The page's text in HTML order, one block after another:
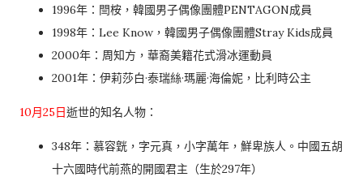
1996年：閆桉，韓國男子偶像團體PENTAGON成員
1998年：Lee Know，韓國男子偶像團體Stray Kids成員
2000年：周知方，華裔美籍花式滑冰運動員
2001年：伊莉莎白·泰瑞絲·瑪麗·海倫妮，比利時公主
10月25日逝世的知名人物：
348年：慕容皝，字元真，小字萬年，鮮卑族人。中國五胡
十六國時代前燕的開國君主（生於297年）